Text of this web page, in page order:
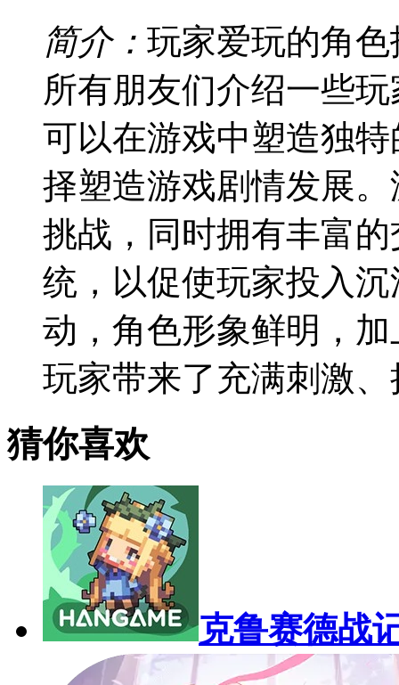
简介： 玩家爱玩的角
所有朋友们介绍一些
可以在游戏中塑造独
择塑造游戏剧情发展
挑战，同时拥有丰富
统，以促使玩家投入
动，角色形象鲜明，
玩家带来了充满刺激
猜你喜欢
克鲁赛德战